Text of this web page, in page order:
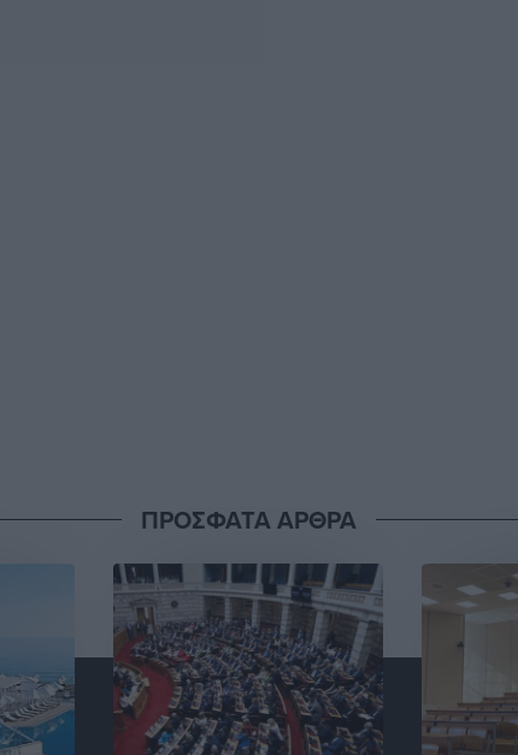
ΠΡΟΣΦΑΤΑ ΑΡΘΡΑ